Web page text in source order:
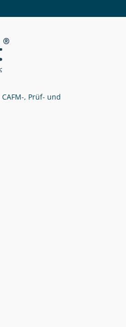
, Prüf- und